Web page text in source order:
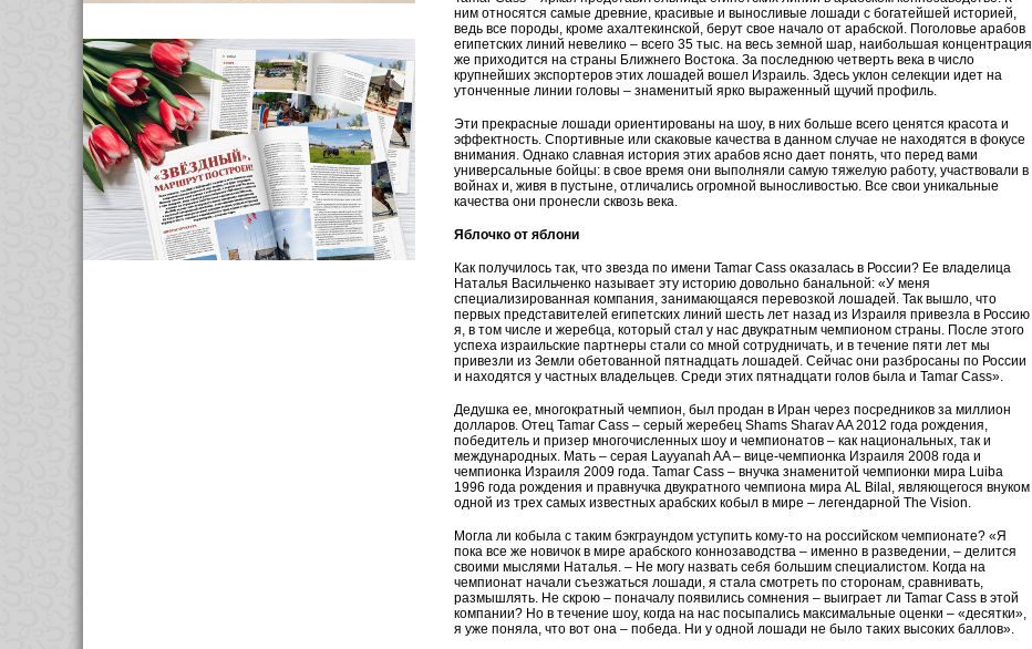
ним относятся самые древние, красивые и выносливые лошади с богатейшей историей,
ведь все породы, кроме ахалтекинской, берут свое начало от арабской. Поголовье арабов
египетских линий невелико – всего 35 тыс. на весь земной шар, наибольшая концентрация
же приходится на страны Ближнего Востока. За последнюю четверть века в число
крупнейших экспортеров этих лошадей вошел Израиль. Здесь уклон селекции идет на
утонченные линии головы – знаменитый ярко выраженный щучий профиль.
Эти прекрасные лошади ориентированы на шоу, в них больше всего ценятся красота и
эффектность. Спортивные или скаковые качества в данном случае не находятся в фокусе
внимания. Однако славная история этих арабов ясно дает понять, что перед вами
универсальные бойцы: в свое время они выполняли самую тяжелую работу, участвовали в
войнах и, живя в пустыне, отличались огромной выносливостью. Все свои уникальные
качества они пронесли сквозь века.
Яблочко от яблони
Как получилось так, что звез­да по имени Tamar Cass оказалась в России? Ее владелица
Наталья Васильченко называет эту историю довольно банальной: «У меня
специализированная компания, занимающаяся перевозкой лошадей. Так вышло, что
первых представителей египетских линий шесть лет назад из Израиля привезла в Россию
я, в том числе и жеребца, который стал у нас двукратным чемпионом страны. После этого
успеха израильские партнеры стали со мной сотрудничать, и в течение пяти лет мы
привезли из Земли обетованной пятнадцать лошадей. Сейчас они разбросаны по России
и находятся у частных владельцев. Среди этих пятнадцати голов была и Tamar Cass».
Дедушка ее, многократный чемпион, был продан в Иран через посредников за миллион
долларов. Отец Tamar Cass – серый жеребец Shams Sharav AA 2012 года рождения,
победитель и призер многочисленных шоу и чемпионатов – как национальных, так и
международных. Мать – серая Layyanah AA – вице-чемпионка Израиля 2008 года и
чемпионка Израиля 2009 года. Tamar Cass – внучка знаменитой чемпионки мира Luiba
1996 года рождения и правнучка двукратного чемпиона мира AL Bilal, являющегося внуком
одной из трех самых известных арабских кобыл в мире – легендарной The Vision.
Могла ли кобыла с таким бэкграундом уступить кому-то на российском чемпионате? «Я
пока все же новичок в мире арабского коннозаводства – именно в разведении, – делится
своими мыслями Наталья. – Не могу назвать себя большим специалистом. Когда на
чемпионат начали съезжаться лошади, я стала смотреть по сторонам, сравнивать,
размышлять. Не скрою – поначалу появились сомнения – выиграет ли Tamar Cass в этой
компании? Но в течение шоу, когда на нас посыпались максимальные оценки – «десятки»,
я уже поняла, что вот она – победа. Ни у одной лошади не было таких высоких баллов».